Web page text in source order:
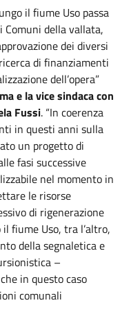
il fiume Uso passa
della vallata,
dei diversi
di finanziamenti
dell’opera”
e la vice sindaca con
Fussi. “In coerenza
in questi anni sulla
un progetto di
fasi successive
nel momento in
le risorse
di rigenerazione
fiume Uso, tra l’altro,
della segnaletica e
–
in questo caso
comunali